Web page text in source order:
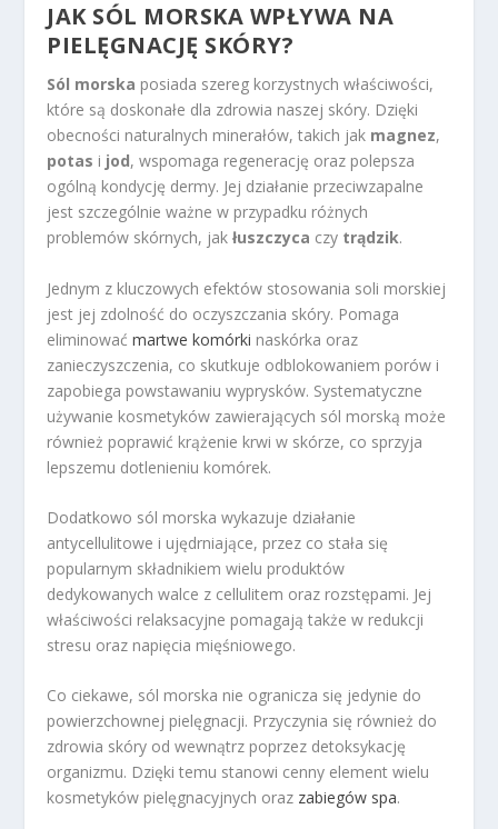
JAK SÓL MORSKA WPŁYWA NA
PIELĘGNACJĘ SKÓRY?
Sól morska posiada szereg korzystnych właściwości,
które są doskonałe dla zdrowia naszej skóry. Dzięki
obecności naturalnych minerałów, takich jak magnez,
potas i jod, wspomaga regenerację oraz polepsza
ogólną kondycję dermy. Jej działanie przeciwzapalne
jest szczególnie ważne w przypadku różnych
problemów skórnych, jakłuszczyca czy trądzik.
Jednym z kluczowych efektów stosowania soli morskiej
jest jej zdolność do oczyszczania skóry. Pomaga
eliminowaćmartwe komórki naskórka oraz
zanieczyszczenia, co skutkuje odblokowaniem porów i
zapobiega powstawaniu wyprysków. Systematyczne
używanie kosmetyków zawierających sól morską może
również poprawić krążenie krwi w skórze, co sprzyja
lepszemu dotlenieniu komórek.
Dodatkowo sól morska wykazuje działanie
antycellulitowe i ujędrniające, przez co stała się
popularnym składnikiem wielu produktów
dedykowanych walce z cellulitem oraz rozstępami. Jej
właściwości relaksacyjne pomagają także w redukcji
stresu oraz napięcia mięśniowego.
Co ciekawe, sól morska nie ogranicza się jedynie do
powierzchownej pielęgnacji. Przyczynia się również do
zdrowia skóry od wewnątrz poprzez detoksykację
organizmu. Dzięki temu stanowi cenny element wielu
kosmetyków pielęgnacyjnych oraz zabiegów spa.